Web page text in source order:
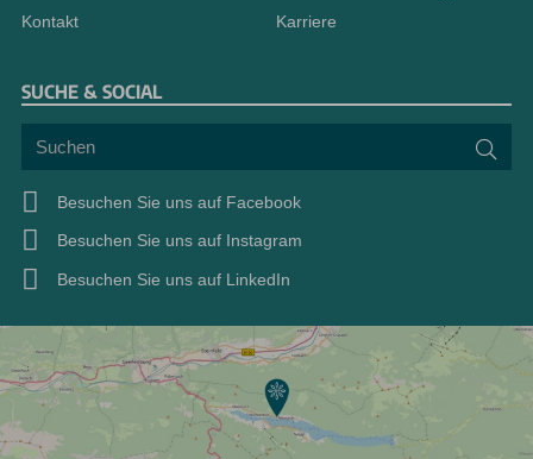
Kontakt
Karriere
SUCHE & SOCIAL
Suchen
Besuchen Sie uns auf Facebook
Besuchen Sie uns auf Instagram
Besuchen Sie uns auf LinkedIn